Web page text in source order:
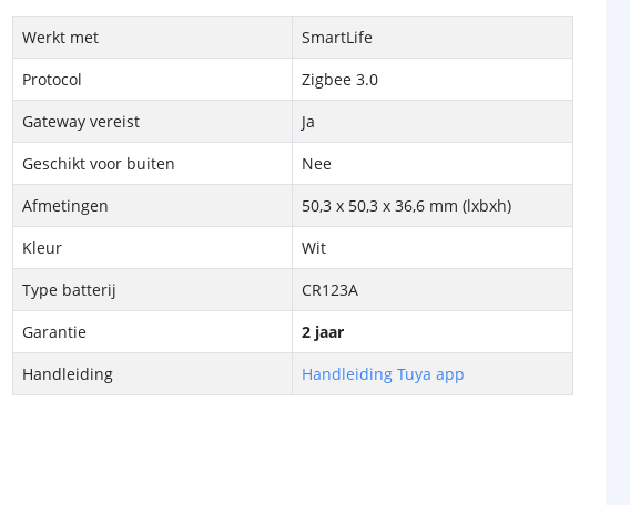
Werkt met
SmartLife
Protocol
Zigbee 3.0
Gateway vereist
Ja
Geschikt voor buiten
Nee
Afmetingen
50,3 x 50,3 x 36,6 mm (lxbxh)
Kleur
Wit
Type batterij
CR123A
Garantie
2 jaar
Handleiding
Handleiding Tuya app